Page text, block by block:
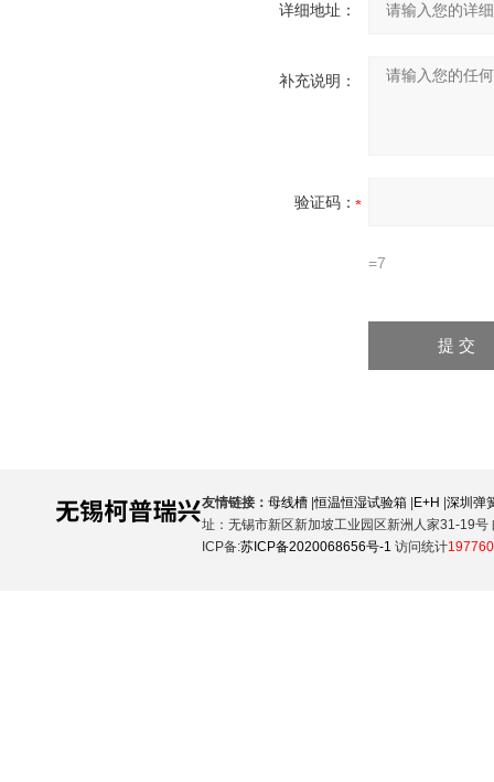
详细地址：
补充说明：
验证码：
=7
友情链接： 母线槽 |恒温恒湿试验箱 E+H 深圳弹
址：无锡市新区新加坡工业园区新洲人家31-19号
ICP备:苏ICP备2020068656号-1 访问统计197760